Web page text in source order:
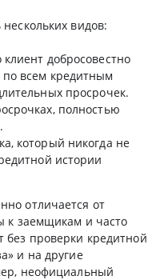
видов:
добросовестно
по всем кредитным
просрочек.
полностью
который никогда не
истории
отличается от
к заемщикам и часто
проверки кредитной
и на другие
неофициальный